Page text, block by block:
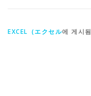
EXCEL（エクセル에 게시됨